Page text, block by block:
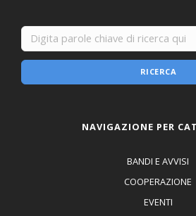
RICERCA
NAVIGAZIONE PER
BANDI E AVVISI
COOPERAZIONE
EVENTI